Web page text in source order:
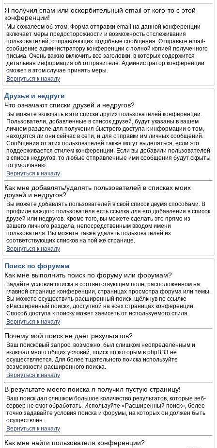
Я получил спам или оскорбительный email от кого-то с этой
конференции!
Мы сожалеем об этом. Форма отправки email на данной конференции
включает меры предосторожности и возможность отслеживания
пользователей, отправляющих подобные сообщения. Отправьте email-
сообщение администратору конференции с полной копией полученного
письма. Очень важно включить все заголовки, в которых содержится
детальная информация об отправителе. Администратор конференции
сможет в этом случае принять меры.
Вернуться к началу
Друзья и недруги
Что означают списки друзей и недругов?
Вы можете включать в эти списки других пользователей конференции.
Пользователи, добавленные в список друзей, будут указаны в вашем
личном разделе для получения быстрого доступа к информации о том,
находятся ли они сейчас в сети, и для отправки им личных сообщений.
Сообщения от этих пользователей также могут выделяться, если это
поддерживается стилем конференции. Если вы добавили пользователей
в список недругов, то любые отправленные ими сообщения будут скрыты
по умолчанию.
Вернуться к началу
Как мне добавлять/удалять пользователей в списках моих
друзей и недругов?
Вы можете добавлять пользователей в свой список двумя способами. В
профиле каждого пользователя есть ссылка для его добавления в список
друзей или недругов. Кроме того, вы можете сделать это прямо из
вашего личного раздела, непосредственным вводом имени
пользователя. Вы можете также удалять пользователей из
соответствующих списков на той же странице.
Вернуться к началу
Поиск по форумам
Как мне выполнить поиск по форуму или форумам?
Задайте условие поиска в соответствующем поле, расположенном на
главной странице конференции, страницах просмотра форума или темы.
Вы можете осуществить расширенный поиск, щёлкнув по ссылке
«Расширенный поиск», доступной на всех страницах конференции.
Способ доступа к поиску может зависеть от используемого стиля.
Вернуться к началу
Почему мой поиск не даёт результатов?
Ваш поисковый запрос, возможно, был слишком неопределённым и
включал много общих условий, поиск по которым в phpBB3 не
осуществляется. Для более тщательного поиска используйте
возможности расширенного поиска.
Вернуться к началу
В результате моего поиска я получил пустую страницу!
Ваш поиск дал слишком большое количество результатов, которые веб-
сервер не смог обработать. Используйте «Расширенный поиск», более
точно задавайте условия поиска и форумы, на которых он должен быть
осуществлён.
Вернуться к началу
Как мне найти пользователя конференции?